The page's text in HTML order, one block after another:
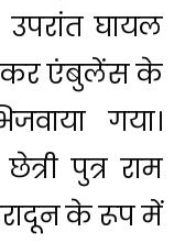
घायल
कर एंबुलेंस के
गया।
पुत्र राम
के रूप में